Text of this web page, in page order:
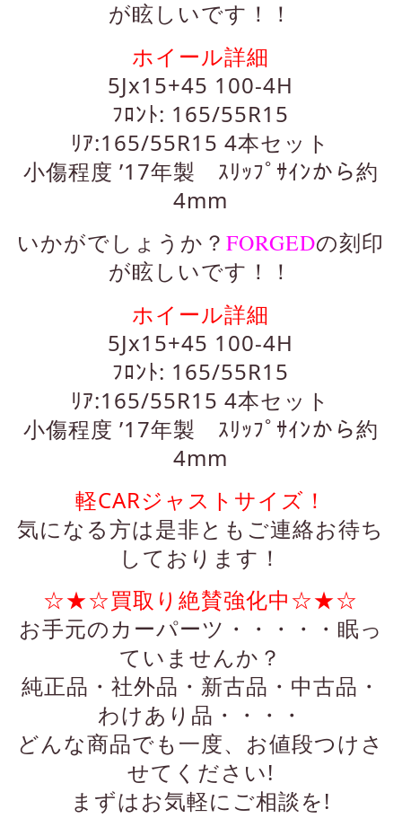
が眩しいです！！
ホイール詳細
5Jx15+45 100-4H
ﾌﾛﾝﾄ: 165/55R15
ﾘｱ:165/55R15 4本セット
小傷程度 ’17年製 ｽﾘｯﾌﾟｻｲﾝから約
4mm
いかがでしょうか？FORGEDの刻印
が眩しいです！！
ホイール詳細
5Jx15+45 100-4H
ﾌﾛﾝﾄ: 165/55R15
ﾘｱ:165/55R15 4本セット
小傷程度 ’17年製 ｽﾘｯﾌﾟｻｲﾝから約
4mm
軽CARジャストサイズ！
気になる方は是非ともご連絡お待ち
しております！
☆★☆買取り絶賛強化中☆★☆
お手元のカーパーツ・・・・・眠っ
ていませんか？
純正品・社外品・新古品・中古品・
わけあり品・・・・
どんな商品でも一度、お値段つけさ
せてください!
まずはお気軽にご相談を!